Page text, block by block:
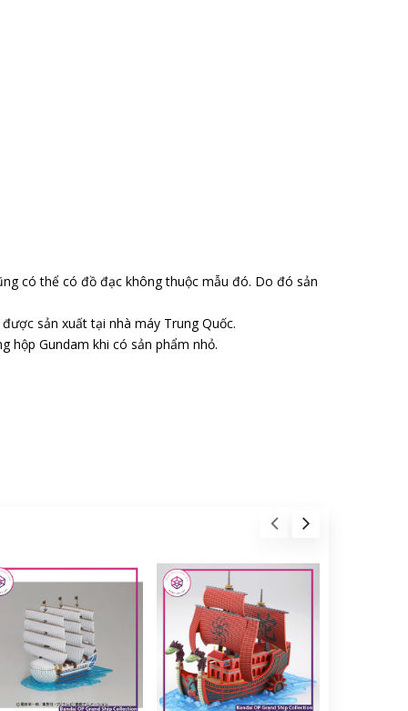
có thể có đồ đạc không thuộc mẫu đó. Do đó sản
sản xuất tại nhà máy Trung Quốc.
hộp Gundam khi có sản phẩm nhỏ.